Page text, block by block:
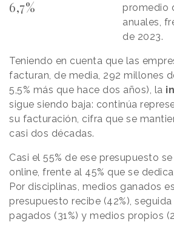
6,7%
promedio
anuales,
de 2023.
Teniendo en cuenta que las
facturan, de media, 292 millones
5,5% más que hace dos años), la
sigue siendo baja: continúa
su facturación, cifra que se
casi dos décadas.
Casi el 55% de ese presupuesto
online, frente al 45% que se
Por disciplinas, medios ganados
presupuesto recibe (42%),
pagados (31%) y medios propios